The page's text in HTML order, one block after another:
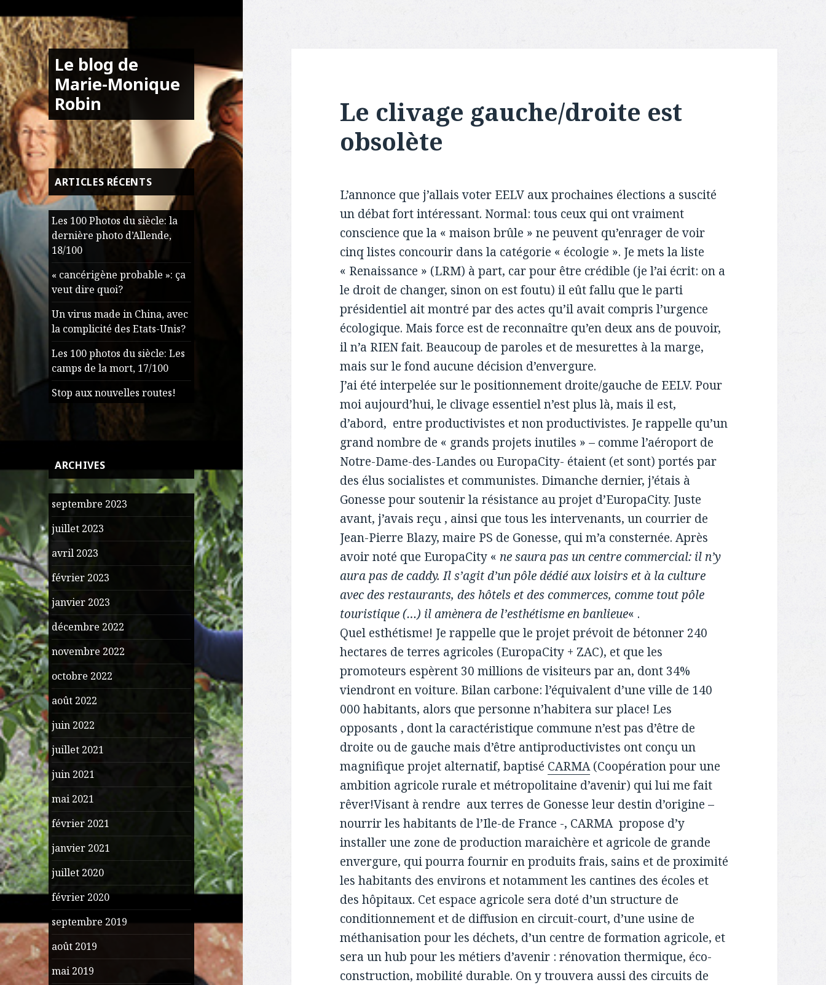
Le blog de
Marie-Monique
Robin
ARTICLES RÉCENTS
Les 100 Photos du siècle: la
dernière photo d’Allende,
18/100
« cancérigène probable »: ça
veut dire quoi?
Un virus made in China, avec
la complicité des Etats-Unis?
Les 100 photos du siècle: Les
camps de la mort, 17/100
Stop aux nouvelles routes!
ARCHIVES
septembre 2023
juillet 2023
avril 2023
février 2023
janvier 2023
décembre 2022
novembre 2022
octobre 2022
août 2022
juin 2022
juillet 2021
juin 2021
mai 2021
février 2021
janvier 2021
juillet 2020
février 2020
septembre 2019
août 2019
mai 2019
Le clivage gauche/droite est
obsolète
L’annonce que j’allais voter EELV aux prochaines élections a suscité
un débat fort intéressant. Normal: tous ceux qui ont vraiment
conscience que la « maison brûle » ne peuvent qu’enrager de voir
cinq listes concourir dans la catégorie « écologie ». Je mets la liste
« Renaissance » (LRM) à part, car pour être crédible (je l’ai écrit: on a
le droit de changer, sinon on est foutu) il eût fallu que le parti
présidentiel ait montré par des actes qu’il avait compris l’urgence
écologique. Mais force est de reconnaître qu’en deux ans de pouvoir,
il n’a RIEN fait. Beaucoup de paroles et de mesurettes à la marge,
mais sur le fond aucune décision d’envergure.
J’ai été interpelée sur le positionnement droite/gauche de EELV. Pour
moi aujourd’hui, le clivage essentiel n’est plus là, mais il est,
d’abord, entre productivistes et non productivistes. Je rappelle qu’un
grand nombre de « grands projets inutiles » – comme l’aéroport de
Notre-Dame-des-Landes ou EuropaCity- étaient (et sont) portés par
des élus socialistes et communistes. Dimanche dernier, j’étais à
Gonesse pour soutenir la résistance au projet d’EuropaCity. Juste
avant, j’avais reçu , ainsi que tous les intervenants, un courrier de
Jean-Pierre Blazy, maire PS de Gonesse, qui m’a consternée. Après
avoir noté que EuropaCity « ne saura pas un centre commercial: il n’y
aura pas de caddy. Il s’agit d’un pôle dédié aux loisirs et à la culture
avec des restaurants, des hôtels et des commerces, comme tout pôle
touristique (…) il amènera de l’esthétisme en banlieue« .
Quel esthétisme! Je rappelle que le projet prévoit de bétonner 240
hectares de terres agricoles (EuropaCity + ZAC), et que les
promoteurs espèrent 30 millions de visiteurs par an, dont 34%
viendront en voiture. Bilan carbone: l’équivalent d’une ville de 140
000 habitants, alors que personne n’habitera sur place! Les
opposants , dont la caractéristique commune n’est pas d’être de
droite ou de gauche mais d’être antiproductivistes ont conçu un
magnifique projet alternatif, baptisé CARMA(Coopération pour une
ambition agricole rurale et métropolitaine d’avenir) qui lui me fait
rêver!Visant à rendre aux terres de Gonesse leur destin d’origine –
nourrir les habitants de l’Ile-de France -, CARMA propose d’y
installer une zone de production maraichère et agricole de grande
envergure, qui pourra fournir en produits frais, sains et de proximité
les habitants des environs et notamment les cantines des écoles et
des hôpitaux. Cet espace agricole sera doté d’un structure de
conditionnement et de diffusion en circuit-court, d’une usine de
méthanisation pour les déchets, d’un centre de formation agricole, et
sera un hub pour les métiers d’avenir : rénovation thermique, éco-
construction, mobilité durable. On y trouvera aussi des circuits de